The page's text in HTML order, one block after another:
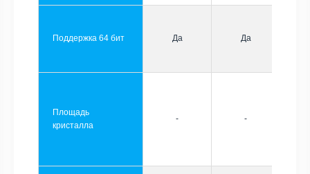
Поддержка 64 бит Да Да
Площадь
кристалла
- -